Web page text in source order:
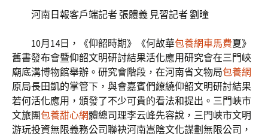
河南日報客戶端記者 張體義 見習記者 劉曈
10月14日，《仰韶時期》《何故華包養網車馬費夏》
舊書發布會暨仰韶文明研討結果活化應用研究會在三門峽
廟底溝博物館舉辦。研究會階段，在河南省文物局包養網
原局長田凱的掌管下，與會嘉賓們繚繞仰韶文明研討結果
若何活化應用，頒發了不少可貴的看法和提出。三門峽市
文旅團包養甜心網體總司理李云峰先容說，三門峽市文明
游玩投資無限義務公司聯袂河南嵩陰文化謀劃無限公司，